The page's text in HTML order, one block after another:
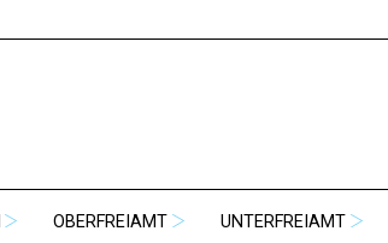
OBERFREIAMT UNTERFREIAMT